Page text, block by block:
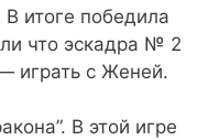
итоге победила
что эскадра № 2
играть с Женей.
В этой игре